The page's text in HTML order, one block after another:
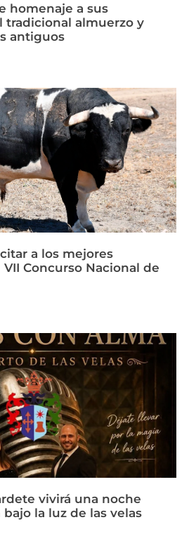
homenaje a sus
tradicional almuerzo y
antiguos
a los mejores
Concurso Nacional de
vivirá una noche
la luz de las velas